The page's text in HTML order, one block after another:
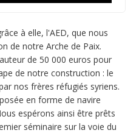
à elle, l'AED, que nous
de notre Arche de Paix.
de 50 000 euros pour
de notre construction : le
nos frères réfugiés syriens.
en forme de navire
espérons ainsi être prêts
séminaire sur la voie du